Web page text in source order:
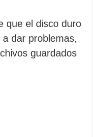
que el disco duro
dar problemas,
guardados